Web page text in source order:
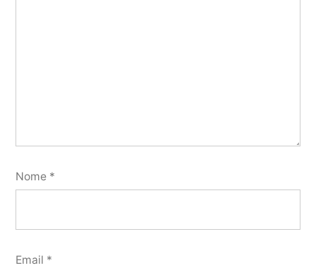
Nome *
Email *